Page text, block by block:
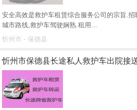
安全高效是救护车租赁综合服务公司的宗旨.
城市路线,救护车驾驶娴熟.租用...
忻州市 - 保德县
忻州市保德县长途私人救护车出院接